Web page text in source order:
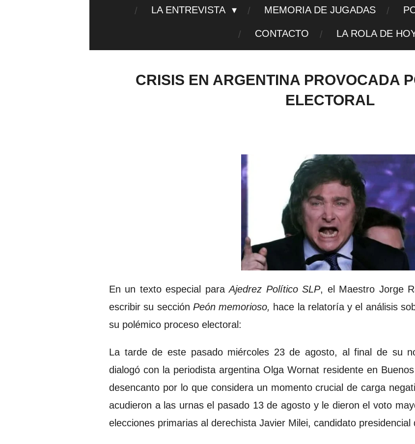
LA ENTREVISTA MEMORIA DE JUGADAS
CONTACTO LA ROLA DE
CRISIS EN ARGENTINA PROVOCADA
ELECTORAL
En un texto especial paraAjedrez Político SLP, el Maestro Jorge
escribir su sección Peón memorioso, hace la relatoría y el análisis
su polémico proceso electoral:
La tarde de este pasado miércoles 23 de agosto, al final de su
dialogó con la periodista argentina Olga Wornat residente en
desencanto por lo que considera un momento crucial de carga
acudieron a las urnas el pasado 13 de agosto y le dieron el voto
elecciones primarias al derechista Javier Milei, candidato presidencial